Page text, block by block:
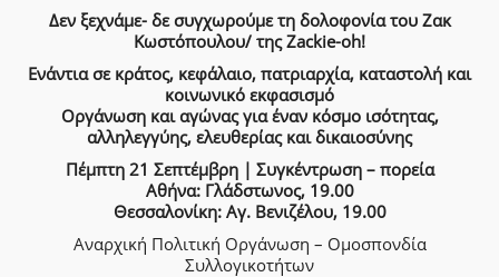
Δεν ξεχνάμε- δε συγχωρούμε τη δολοφονία του Ζακ
Κωστόπουλου/ της Zackie-oh!
Ενάντια σε κράτος, κεφάλαιο, πατριαρχία, καταστολή και
κοινωνικό εκφασισμό
Οργάνωση και αγώνας για έναν κόσμο ισότητας,
αλληλεγγύης, ελευθερίας και δικαιοσύνης
Πέμπτη 21 Σεπτέμβρη | Συγκέντρωση – πορεία
Αθήνα: Γλάδστωνος, 19.00
Θεσσαλονίκη: Αγ. Βενιζέλου, 19.00
Αναρχική Πολιτική Οργάνωση – Ομοσπονδία
Συλλογικοτήτων